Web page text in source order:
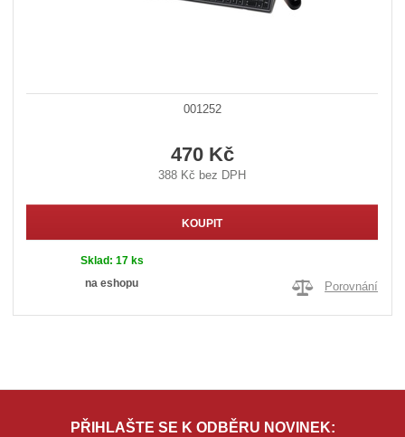
001252
470 Kč
388 Kč bez DPH
KOUPIT
Sklad: 17 ks
na eshopu
Porovnání
PŘIHLAŠTE SE K ODBĚRU NOVINEK: